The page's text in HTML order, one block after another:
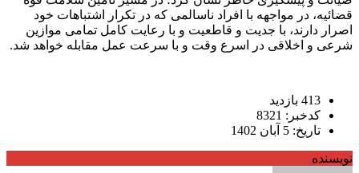
قضائیه، در مواجهه با افراد ناسالمی که در تکرار اشتباهات خود
اصرار دارند، با جدیت و قاطعیت و با رعایت کامل تمامی موازین
شرعی و اخلاقی در اسرع وقت و با سرعت عمل مقابله خواهد شد.
413 بازدید
کدخبر: 8321
تاریخ: 5 آبان 1402
نویسنده